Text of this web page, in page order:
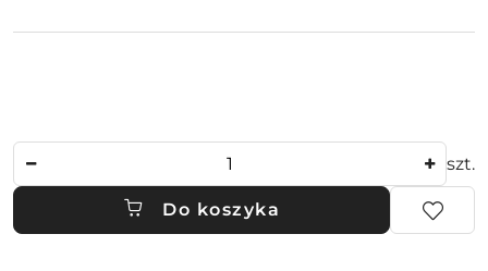
szt.
Do koszyka